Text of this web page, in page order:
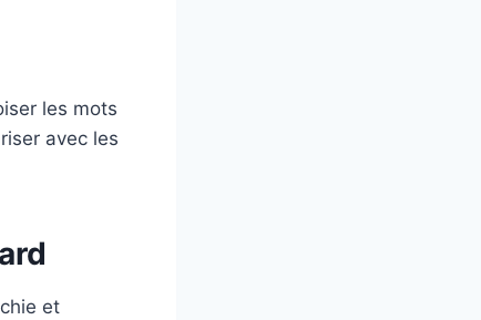
les mots
avec les
et